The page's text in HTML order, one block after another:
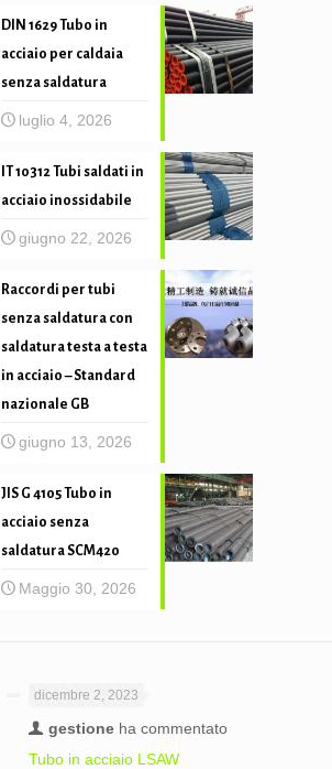
DIN 1629 Tubo in
acciaio per caldaia
senza saldatura
luglio 4, 2026
IT 10312 Tubi saldati in
acciaio inossidabile
giugno 22, 2026
Raccordi per tubi
senza saldatura con
saldatura testa a testa
in acciaio – Standard
nazionale GB
giugno 13, 2026
JIS G 4105 Tubo in
acciaio senza
saldatura SCM420
Maggio 30, 2026
dicembre 2, 2023
gestioneha commentato
Tubo in acciaio LSAW